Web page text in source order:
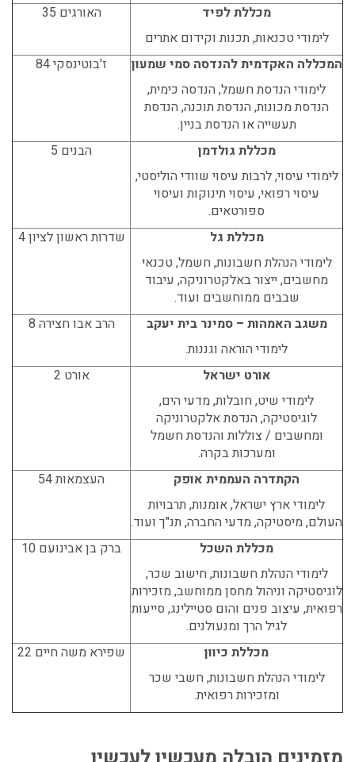
מכללת לפיד
לימודי טכנאות, תכנות וקידום אתרים
האורגים 35
המכללה האקדמית להנדסה סמי שמעון
לימודי הנדסת חשמל, הנדסה כימית,
הנדסת מכונות, הנדסת תוכנה, הנדסת
תעשייה או הנדסת בניין.
ז'בוטינסקי 84
מכללת גולדמן
לימודי עיסוי, לרבות עיסוי שוודי הוליסטי,
עיסוי רפואי, עיסוי תינוקות ועיסוי
ספורטאים.
הבנים 5
מכללת גל
לימודי הנהלת חשבונות, חשמל, טכנאי
מחשבים, ייצור באלקטרוניקה, עיבוד
שבבים ממוחשבים ועוד.
שדרות ראשון לציון 4
משגב האמהות – סמינר בית יעקב
לימודי הוראה וגננות.
הרב אבו חצירה 8
אורט ישראל
לימודי שיט, חובלות, מדעי הים,
לוגיסטיקה, הנדסת אלקטרוניקה
ומחשבים / צוללות והנדסת חשמל
ומערכות בקרה.
אורט 2
הקתדרה העממית אופק
לימודי ארץ ישראל, אומנות, תרבויות
העולם, מיסטיקה, מדעי החברה, תנ"ך ועוד.
העצמאות 54
מכללת השכל
לימודי הנהלת חשבונות, חישוב שכר,
לוגיסטיקה וניהול מחסן ממוחשב, מזכירות
רפואית, עיצוב פנים והום סטיילינג, סייעות
לגיל הרך ומנעולנים.
ברק בן אבינועם 10
מכללת כיוון
לימודי הנהלת חשבונות, חשבי שכר
ומזכירות רפואית.
שפירא משה חיים 22